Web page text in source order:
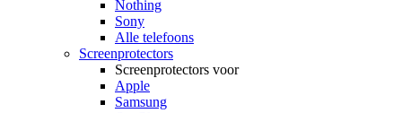
Nothing
Sony
Alle telefoons
Screenprotectors
Screenprotectors voor
Apple
Samsung